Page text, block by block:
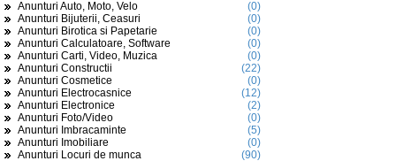
Anunturi Auto, Moto, Velo
(0)
Anunturi Bijuterii, Ceasuri
(0)
Anunturi Birotica si Papetarie
(0)
Anunturi Calculatoare, Software
(0)
Anunturi Carti, Video, Muzica
(0)
Anunturi Constructii
(22)
Anunturi Cosmetice
(0)
Anunturi Electrocasnice
(12)
Anunturi Electronice
(2)
Anunturi Foto/Video
(0)
Anunturi Imbracaminte
(5)
Anunturi Imobiliare
(0)
Anunturi Locuri de munca
(90)